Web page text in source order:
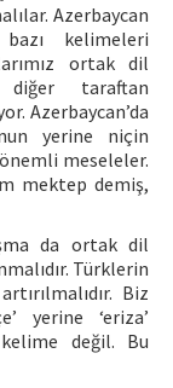
Azerbaycan
kelimeleri
ortak dil
diğer taraftan
Azerbaycan’da
yerine niçin
meseleler.
mektep demiş,
da ortak dil
Türklerin
Biz
yerine ‘eriza’
değil. Bu